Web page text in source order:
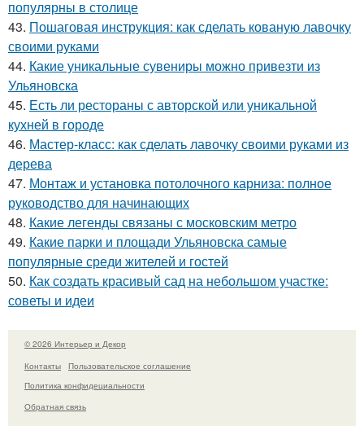
популярны в столице
43. Пошаговая инструкция: как сделать кованую лавочку
своими руками
44. Какие уникальные сувениры можно привезти из
Ульяновска
45. Есть ли рестораны с авторской или уникальной
кухней в городе
46. Мастер-класс: как сделать лавочку своими руками из
дерева
47. Монтаж и установка потолочного карниза: полное
руководство для начинающих
48. Какие легенды связаны с московским метро
49. Какие парки и площади Ульяновска самые
популярные среди жителей и гостей
50. Как создать красивый сад на небольшом участке:
советы и идеи
© 2026 Интерьер и Декор
Контакты
Пользовательское соглашение
Политика конфидециальности
Обратная связь